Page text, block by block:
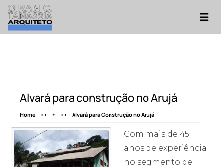
Alvará para construção no Arujá
Home + Alvará para Construção no Arujá
Com mais de 45
anos de experiência
no segmento de